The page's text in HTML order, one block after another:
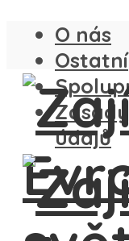
O nás
Ostatní
údajů